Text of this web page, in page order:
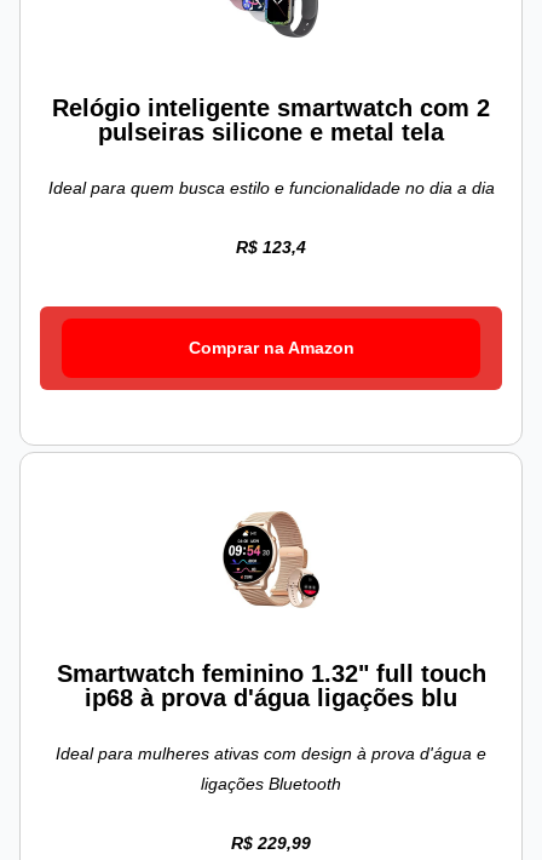
Relógio inteligente smartwatch com 2
pulseiras silicone e metal tela
Ideal para quem busca estilo e funcionalidade no dia a dia
R$ 123,4
Comprar na Amazon
Smartwatch feminino 1.32" full touch
ip68 à prova d'água ligações blu
Ideal para mulheres ativas com design à prova d'água e
ligações Bluetooth
R$ 229,99